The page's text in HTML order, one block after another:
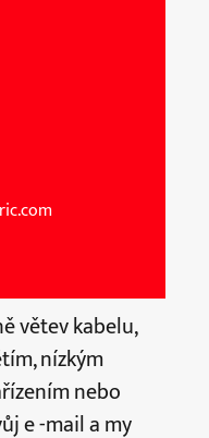
větev kabelu,
nízkým
nebo
e -mail a my